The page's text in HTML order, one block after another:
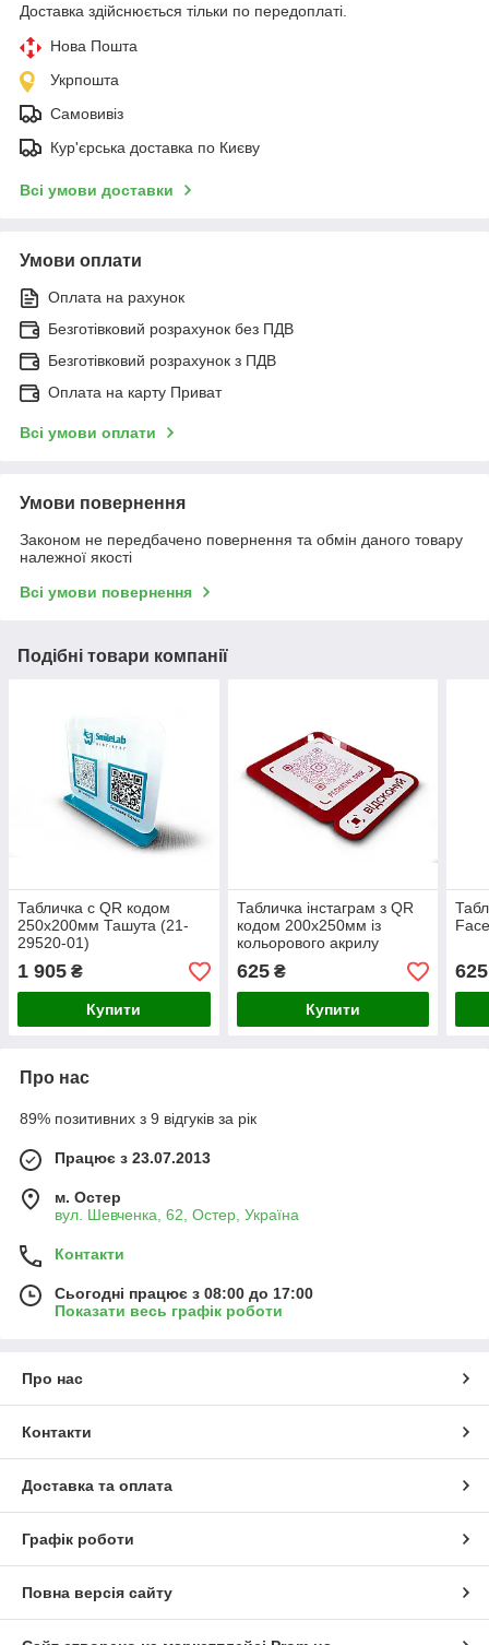
Доставка здійснюється тільки по передоплаті.
Нова Пошта
Укрпошта
Самовивіз
Кур'єрська доставка по Києву
Всі умови доставки
Умови оплати
Оплата на рахунок
Безготівковий розрахунок без ПДВ
Безготівковий розрахунок з ПДВ
Оплата на карту Приват
Всі умови оплати
Умови повернення
Законом не передбачено повернення та обмін даного товару
належної якості
Всі умови повернення
Подібні товари компанії
Табличка с QR кодом
250х200мм Ташута (21-
29520-01)
1 905 ₴
Купити
Табличка інстаграм з QR
кодом 200х250мм із
кольорового акрилу
625₴
Купити
625
Про нас
89% позитивних з 9 відгуків за рік
Працює з 23.07.2013
м. Остер
вул. Шевченка, 62, Остер, Україна
Контакти
Сьогодні працює з 08:00 до 17:00
Показати весь графік роботи
Про нас
Контакти
Доставка та оплата
Графік роботи
Повна версія сайту